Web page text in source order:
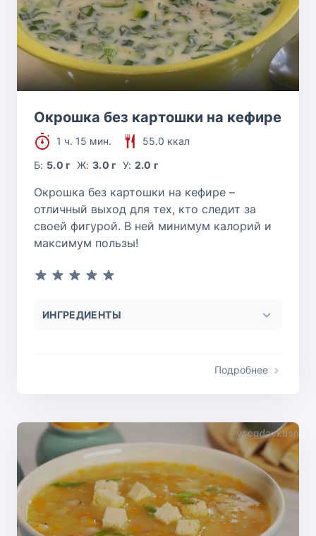
Окрошка без картошки на кефире
1 ч. 15 мин.
55.0 ккал
Б: 5.0 г Ж: 3.0 г У: 2.0 г
Окрошка без картошки на кефире –
отличный выход для тех, кто следит за
своей фигурой. В ней минимум калорий и
максимум пользы!
ИНГРЕДИЕНТЫ
Подробнее